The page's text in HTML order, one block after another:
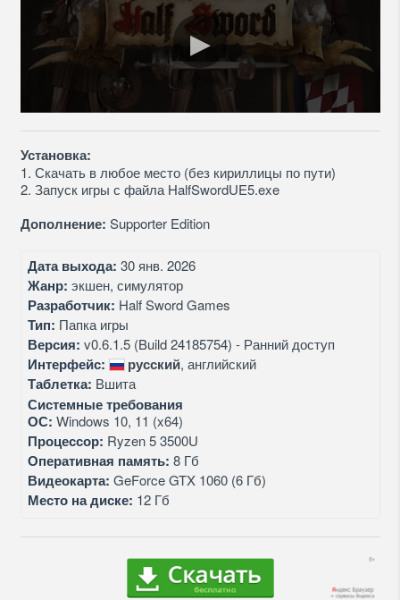
Установка:
1. Скачать в любое место (без кириллицы по пути)
2. Запуск игры с файла HalfSwordUE5.exe
Дополнение: Supporter Edition
Дата выхода: 30 янв. 2026
Жанр: экшен, симулятор
Разработчик: Half Sword Games
Тип: Папка игры
Версия: v0.6.1.5 (Build 24185754) - Ранний доступ
Интерфейс: русский, английский
Таблетка: Вшита
Системные требования
ОС: Windows 10, 11 (x64)
Процессор: Ryzen 5 3500U
Оперативная память: 8 Гб
Видеокарта: GeForce GTX 1060 (6 Гб)
Место на диске: 12 Гб